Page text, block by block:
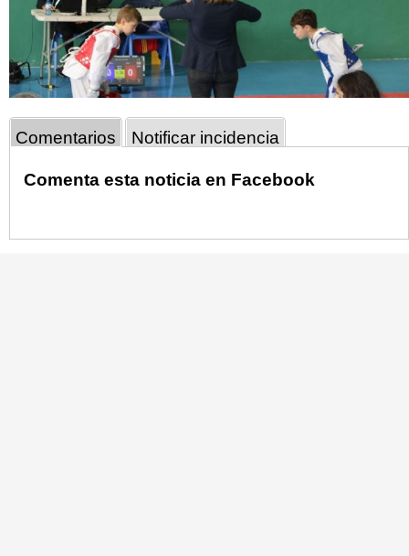
Comentarios Notificar incidencia
Comenta esta noticia en Facebook